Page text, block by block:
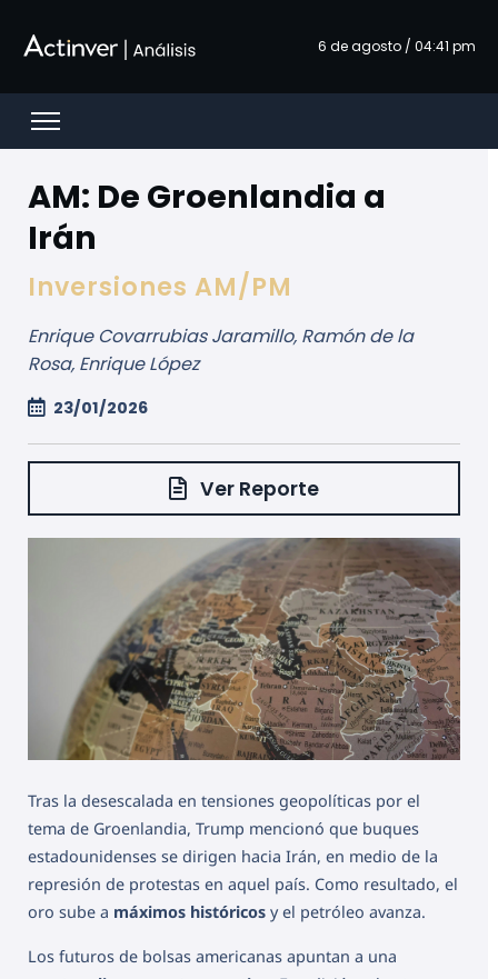
6 de agosto / 04:41 pm
Open menu
AM: De Groenlandia a
Irán
Inversiones AM/PM
Enrique Covarrubias Jaramillo, Ramón de la
Rosa, Enrique López
23/01/2026
Ver Reporte
Tras la desescalada en tensiones geopolíticas por el
tema de Groenlandia, Trump mencionó que buques
estadounidenses se dirigen hacia Irán, en medio de la
represión de protestas en aquel país. Como resultado, el
oro sube a máximos históricos y el petróleo avanza.
Los futuros de bolsas americanas apuntan a una